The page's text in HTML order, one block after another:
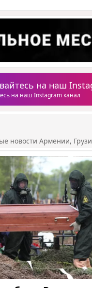
на наш
на наш Instagram канал
новости Армении,